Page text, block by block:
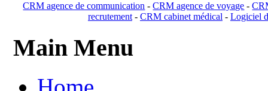
CRM agence de communication -CRM agence de voyage -
recrutement- CRM cabinet médical- Logiciel
Main Menu